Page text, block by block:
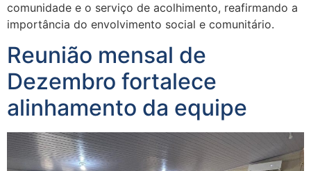
comunidade e o serviço de acolhimento, reafirmando a
importância do envolvimento social e comunitário.
Reunião mensal de
Dezembro fortalece
alinhamento da equipe